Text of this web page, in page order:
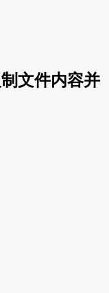
文件内容并